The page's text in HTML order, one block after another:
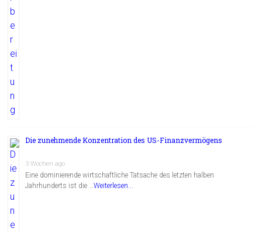
Die zunehmende Konzentration des US-Finanzvermögens
3 Wochen ago
Eine dominierende wirtschaftliche Tatsache des letzten halben
Jahrhunderts ist die …Weiterlesen...